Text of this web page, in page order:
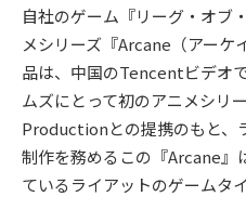
自社のゲーム『リーグ・オブ
メシリーズ『Arcane（アーケ
品は、中国のTencentビデオ
ムズにとって初のアニメシリ
Productionとの提携のもと、
制作を務めるこの『Arcane』
ているライアットのゲームタ